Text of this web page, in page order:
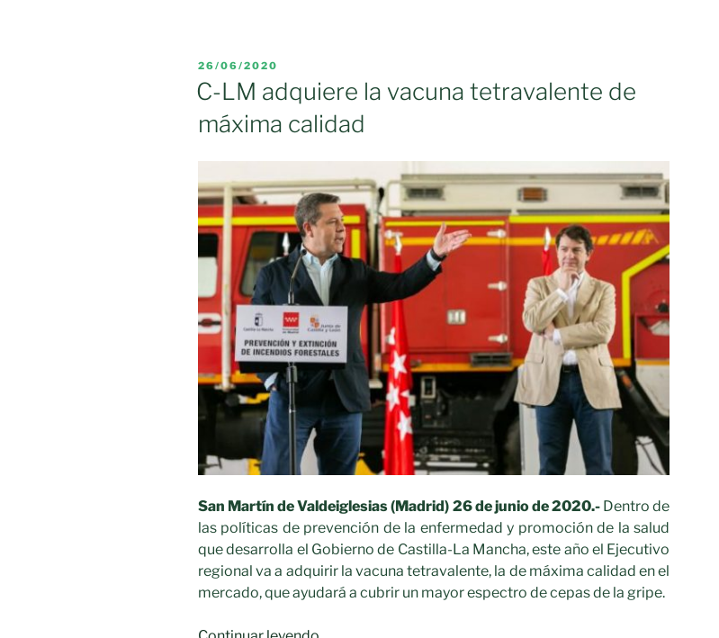
los
mecanismos
coordinación”»
PUBLICADO
EL
26/06/2020
C-LM adquiere la vacuna tetravalente de
máxima calidad
San Martín de Valdeiglesias (Madrid) 26 de junio de 2020.- Dentro de
las políticas de prevención de la enfermedad y promoción de la salud
que desarrolla el Gobierno de Castilla-La Mancha, este año el Ejecutivo
regional va a adquirir la vacuna tetravalente, la de máxima calidad en el
mercado, que ayudará a cubrir un mayor espectro de cepas de la gripe.